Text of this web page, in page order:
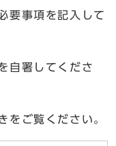
要事項を記入して
自署してくださ
をご覧ください。